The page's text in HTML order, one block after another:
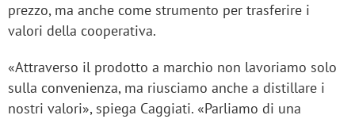
prezzo, ma anche come strumento per trasferire i
valori della cooperativa.
«Attraverso il prodotto a marchio non lavoriamo solo
sulla convenienza, ma riusciamo anche a distillare i
nostri valori», spiega Caggiati. «Parliamo di una